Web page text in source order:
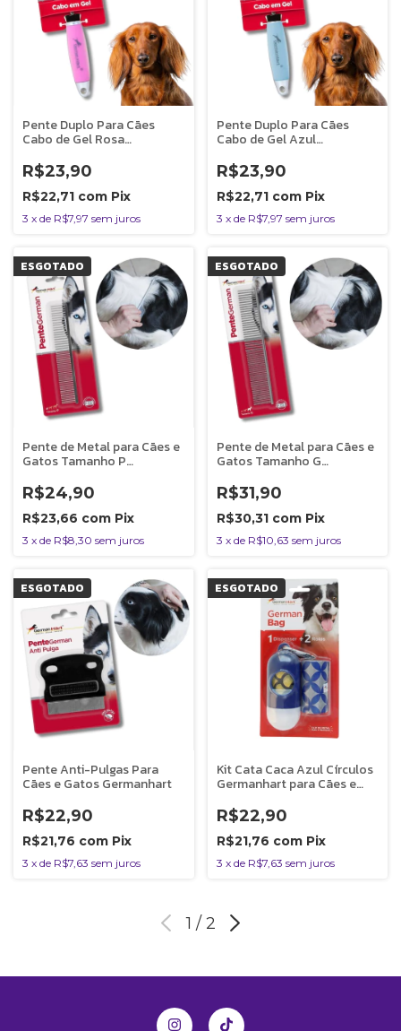
Pente Duplo Para Cães
Cabo de Gel Rosa
R$23,90
R$22,71 com Pix
3 x de R$7,97 sem juros
Pente Duplo Para Cães
Cabo de Gel Azul
R$23,90
R$22,71 com Pix
3 x de R$7,97 sem juros
ESGOTADO
Pente de Metal para Cães e
Gatos Tamanho P
R$24,90
R$23,66 com Pix
3 x de R$8,30 sem juros
ESGOTADO
Pente de Metal para Cães e
Gatos Tamanho G
R$31,90
R$30,31 com Pix
3 x de R$10,63 sem juros
ESGOTADO
Pente Anti-Pulgas Para
Cães e Gatos Germanhart
R$22,90
R$21,76 com Pix
3 x de R$7,63 sem juros
ESGOTADO
Kit Cata Caca Azul Círculos
Germanhart para Cães e
R$22,90
R$21,76 com Pix
3 x de R$7,63 sem juros
1 / 2